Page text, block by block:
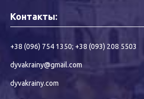
Контакты:
+38 (096) 754 1350; +38 (093) 208 5503
dyvakrainy@gmail.com
dyvakrainy.com